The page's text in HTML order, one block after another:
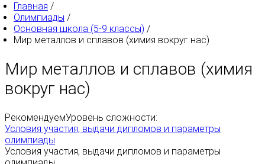
Главная /
Олимпиады /
Основная школа (5-9 классы) /
Мир металлов и сплавов (химия вокруг нас)
Мир металлов и сплавов (химия
вокруг нас)
РекомендуемУровень сложности:
Условия участия, выдачи дипломов и параметры
олимпиады
Условия участия, выдачи дипломов и параметры